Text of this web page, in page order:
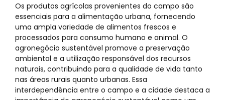
Os produtos agrícolas provenientes do campo são
essenciais para a alimentação urbana, fornecendo
uma ampla variedade de alimentos frescos e
processados para consumo humano e animal. O
agronegócio sustentável promove a preservação
ambiental e a utilização responsável dos recursos
naturais, contribuindo para a qualidade de vida tanto
nas áreas rurais quanto urbanas. Essa
interdependência entre o campo e a cidade destaca a